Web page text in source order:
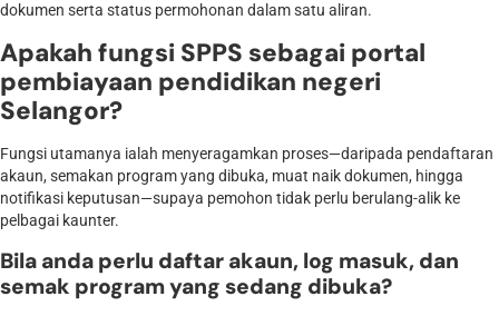
dokumen serta status permohonan dalam satu aliran.
Apakah fungsi SPPS sebagai portal
pembiayaan pendidikan negeri
Selangor?
Fungsi utamanya ialah menyeragamkan proses—daripada pendaftaran
akaun, semakan program yang dibuka, muat naik dokumen, hingga
notifikasi keputusan—supaya pemohon tidak perlu berulang-alik ke
pelbagai kaunter.
Bila anda perlu daftar akaun, log masuk, dan
semak program yang sedang dibuka?